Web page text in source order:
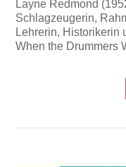
Layne Redmond
Schlagzeugerin,
Lehrerin, Historikerin
When the Drummers